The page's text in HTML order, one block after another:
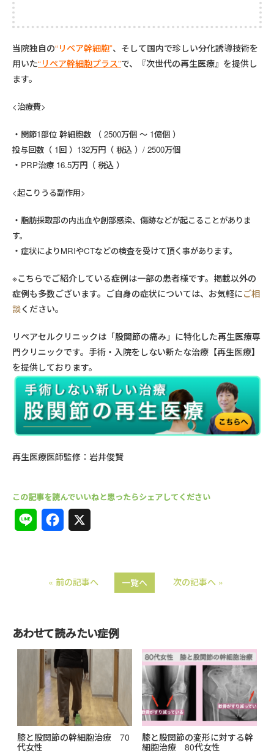
当院独自の“リペア幹細胞”、そして国内で珍しい分化誘導技術を
用いた“リペア幹細胞プラス”で、『次世代の再生医療』を提供し
ます。
<治療費>
関節1部位 幹細胞数 （ 2500万個 ～ 1億個 ）
投与回数（ 1回 ）132万円（ 税込 ）/ 2500万個
PRP治療 16.5万円（ 税込 ）
<起こりうる副作用>
脂肪採取部の内出血や創部感染、傷跡などが起こることがありま
す。
症状によりMRIやCTなどの検査を受けて頂く事があります。
※こちらでご紹介している症例は一部の患者様です。掲載以外の
症例も多数ございます。ご自身の症状については、お気軽にご相
談ください。
リペアセルクリニックは「股関節の痛み」に特化した再生医療専
門クリニックです。手術・入院をしない新たな治療【再生医療】
を提供しております。
再生医療医師監修：岩井俊賢
e
o
o
k
« 前の記事へ 一覧へ 次の記事へ »
あわせて読みたい症例
膝と股関節の幹細胞治療 70
代女性
膝と股関節の変形に対する幹
細胞治療 80代女性